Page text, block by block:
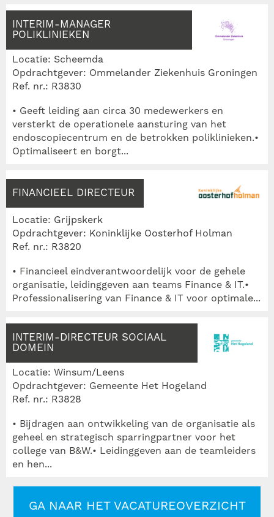
INTERIM-MANAGER
POLIKLINIEKEN
Locatie: Scheemda
Opdrachtgever: Ommelander Ziekenhuis Groningen
Ref. nr.: R3830
• Geeft leiding aan circa 30 medewerkers en
versterkt de operationele aansturing van het
endoscopiecentrum en de betrokken poliklinieken.•
Optimaliseert en borgt...
FINANCIEEL DIRECTEUR
Locatie: Grijpskerk
Opdrachtgever: Koninklijke Oosterhof Holman
Ref. nr.: R3820
• Financieel eindverantwoordelijk voor de gehele
organisatie, leidinggeven aan teams Finance & IT.•
Professionalisering van Finance & IT voor optimale...
INTERIM-DIRECTEUR SOCIAAL
DOMEIN
Locatie: Winsum/Leens
Opdrachtgever: Gemeente Het Hogeland
Ref. nr.: R3828
• Bijdragen aan ontwikkeling van de organisatie als
geheel en strategisch sparringpartner voor het
college van B&W.• Leidinggeven aan de teamleiders
en hen...
GA NAAR HET VACATUREOVERZICHT